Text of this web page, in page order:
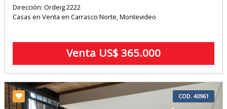
Dirección: Ordeig 2222
Casas en Venta en Carrasco Norte, Montevideo
Venta US$ 365.000
COD. 40961